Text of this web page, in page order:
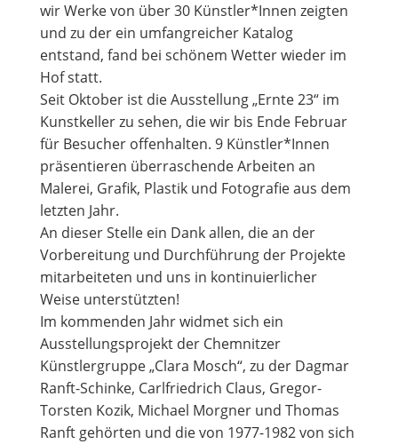
wir Werke von über 30 Künstler*Innen zeigten
und zu der ein umfangreicher Katalog
entstand, fand bei schönem Wetter wieder im
Hof statt.
Seit Oktober ist die Ausstellung „Ernte 23“ im
Kunstkeller zu sehen, die wir bis Ende Februar
für Besucher offenhalten. 9 Künstler*Innen
präsentieren überraschende Arbeiten an
Malerei, Grafik, Plastik und Fotografie aus dem
letzten Jahr.
An dieser Stelle ein Dank allen, die an der
Vorbereitung und Durchführung der Projekte
mitarbeiteten und uns in kontinuierlicher
Weise unterstützten!
Im kommenden Jahr widmet sich ein
Ausstellungsprojekt der Chemnitzer
Künstlergruppe „Clara Mosch“, zu der Dagmar
Ranft-Schinke, Carlfriedrich Claus, Gregor-
Torsten Kozik, Michael Morgner und Thomas
Ranft gehörten und die von 1977-1982 von sich